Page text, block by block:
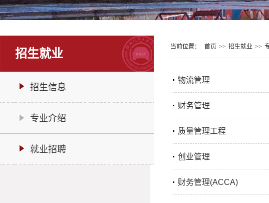
招生就业
招生信息
专业介绍
就业招聘
当前位置： 首页 >> 招生就业 >>
物流管理
财务管理
质量管理工程
创业管理
财务管理(ACCA)